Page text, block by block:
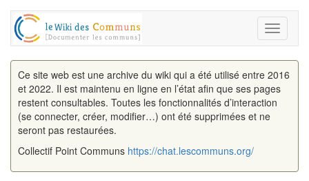
Toggle
Ce site web est une archive du wiki qui a été utilisé entre 2016
et 2022. Il est maintenu en ligne en l’état afin que ses pages
restent consultables. Toutes les fonctionnalités d’interaction
(se connecter, créer, modifier…) ont été supprimées et ne
seront pas restaurées.
Collectif Point Communs https://chat.lescommuns.org/